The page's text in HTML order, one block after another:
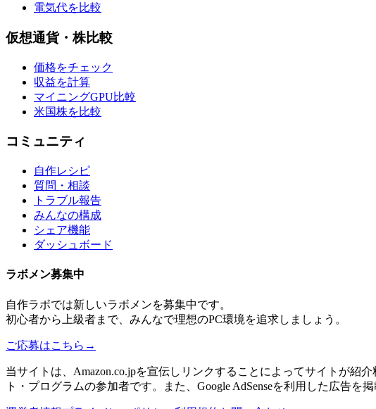
電気代を比較
仮想通貨・株比較
価格をチェック
収益を計算
マイニングGPU比較
米国株を比較
コミュニティ
自作レシピ
質問・相談
トラブル報告
みんなの構成
シェア機能
ダッシュボード
ラボメン募集中
自作ラボでは新しいラボメンを募集中です。
初心者から上級者まで、みんなで理想のPC環境を追求しましょう。
ご応募はこちら →
当サイトは、Amazon.co.jpを宣伝しリンクすることによってサイトが紹
ト・プログラムの参加者です。また、Google AdSenseを利用した広告を